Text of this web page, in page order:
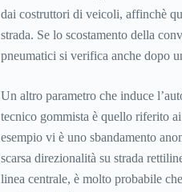
dai costruttori di veicoli, affinchè
strada. Se lo scostamento della
pneumatici si verifica anche dopo
Un altro parametro che induce
tecnico gommista è quello riferito
esempio vi è uno sbandamento
scarsa direzionalità su strada
linea centrale, è molto probabile